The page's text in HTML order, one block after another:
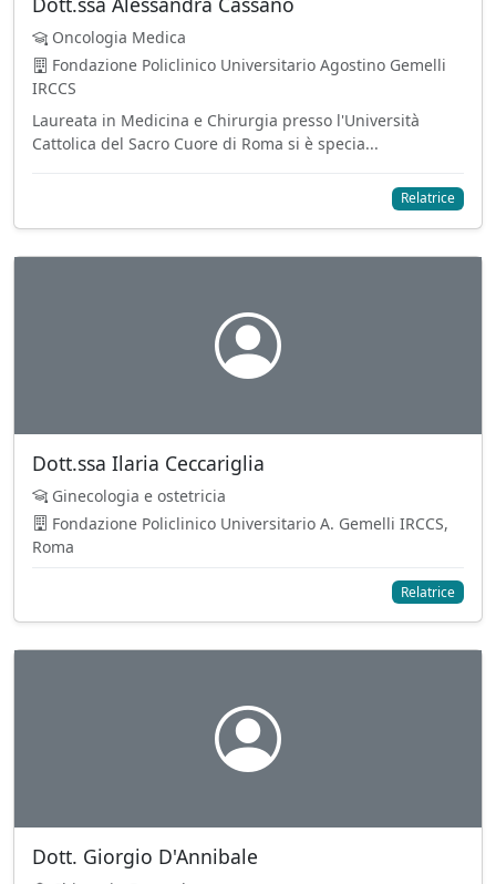
Oncologia Medica
Fondazione Policlinico Universitario Agostino Gemelli
IRCCS
Laureata in Medicina e Chirurgia presso l'Università
Cattolica del Sacro Cuore di Roma si è specia...
Relatrice
Dott.ssa Ilaria Ceccariglia
Ginecologia e ostetricia
Fondazione Policlinico Universitario A. Gemelli IRCCS,
Roma
Relatrice
Dott. Giorgio D'Annibale